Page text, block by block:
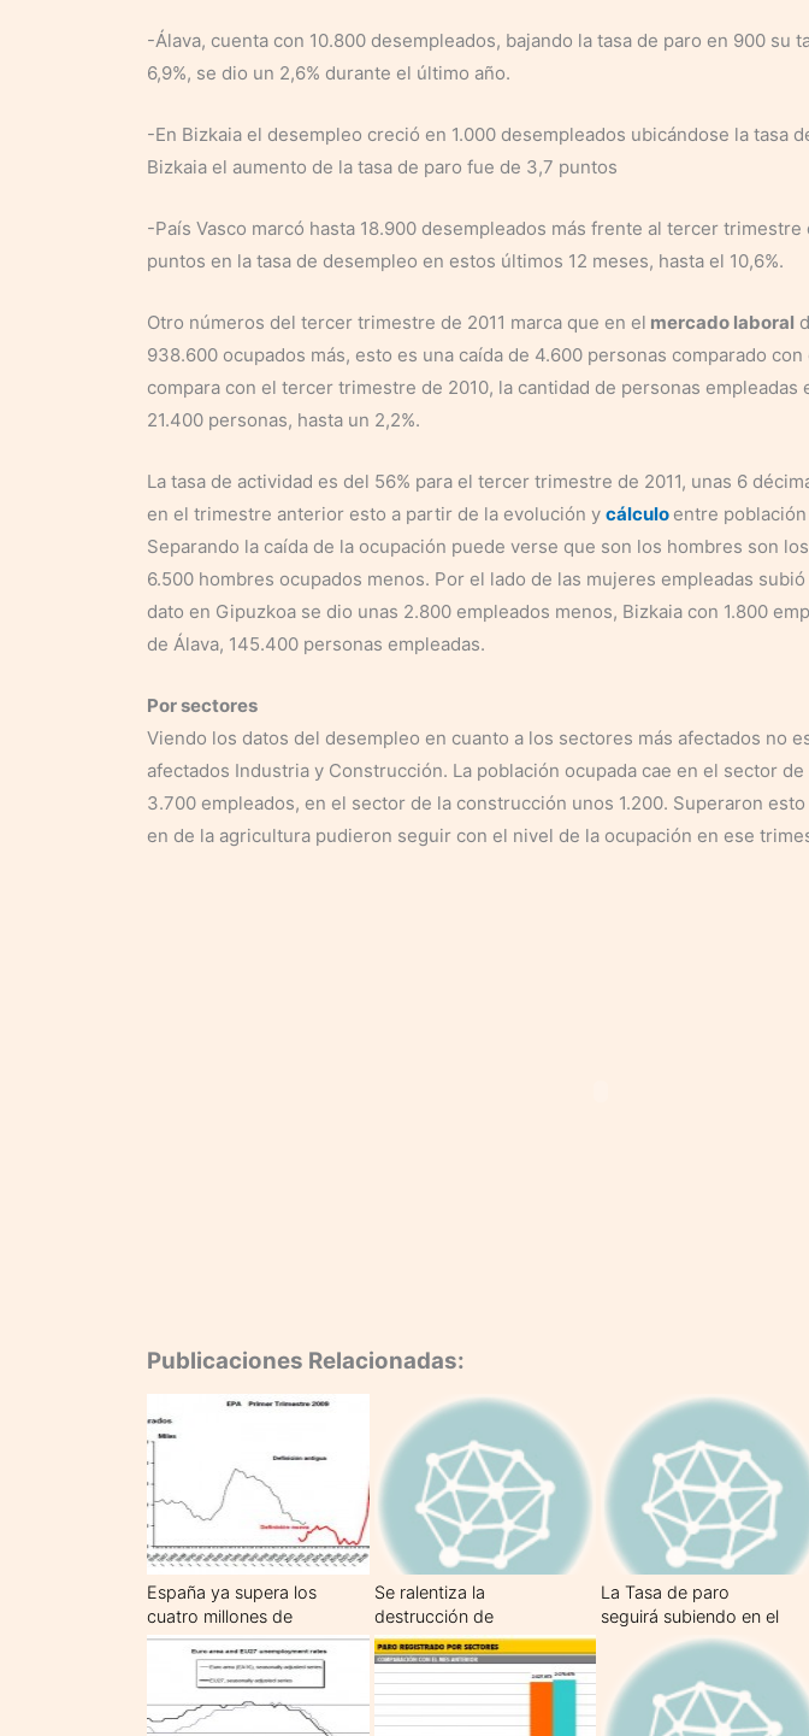
-Álava, cuenta con 10.800 desempleados, bajando la tasa de paro en 900 su
6,9%, se dio un 2,6% durante el último año.
-En Bizkaia el desempleo creció en 1.000 desempleados ubicándose la tasa
Bizkaia el aumento de la tasa de paro fue de 3,7 puntos
-País Vasco marcó hasta 18.900 desempleados más frente al tercer trimestre
puntos en la tasa de desempleo en estos últimos 12 meses, hasta el 10,6%.
Otro números del tercer trimestre de 2011 marca que en el mercado laboral
938.600 ocupados más, esto es una caída de 4.600 personas comparado
compara con el tercer trimestre de 2010, la cantidad de personas empleadas
21.400 personas, hasta un 2,2%.
La tasa de actividad es del 56% para el tercer trimestre de 2011, unas 6
en el trimestre anterior esto a partir de la evolución y cálculo entre
Separando la caída de la ocupación puede verse que son los hombres son
6.500 hombres ocupados menos. Por el lado de las mujeres empleadas
dato en Gipuzkoa se dio unas 2.800 empleados menos, Bizkaia con 1.800
de Álava, 145.400 personas empleadas.
Por sectores
Viendo los datos del desempleo en cuanto a los sectores más afectados no
afectados Industria y Construcción. La población ocupada cae en el sector
3.700 empleados, en el sector de la construcción unos 1.200. Superaron
en de la agricultura pudieron seguir con el nivel de la ocupación en ese
Publicaciones Relacionadas:
España ya supera los
cuatro millones de
parados
Se ralentiza la
destrucción de
empleo
La Tasa de paro
seguirá subiendo en el
segundo semestre